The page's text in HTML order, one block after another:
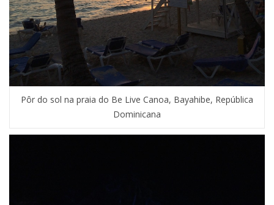
Pôr do sol na praia do Be Live Canoa, Bayahibe, República
Dominicana